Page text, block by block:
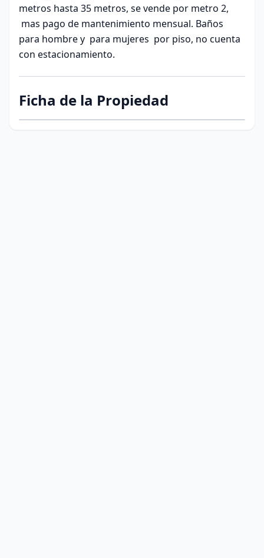
metros hasta 35 metros, se vende por metro 2,
mas pago de mantenimiento mensual. Baños
para hombre y para mujeres por piso, no cuenta
con estacionamiento.
Ficha de la Propiedad